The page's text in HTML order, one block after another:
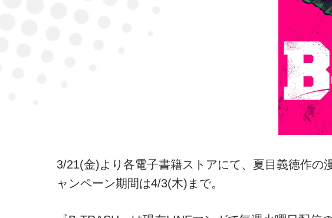
3/21(金)より各電子書籍ストアにて、夏目義徳作の
ャンペーン期間は4/3(木)まで。